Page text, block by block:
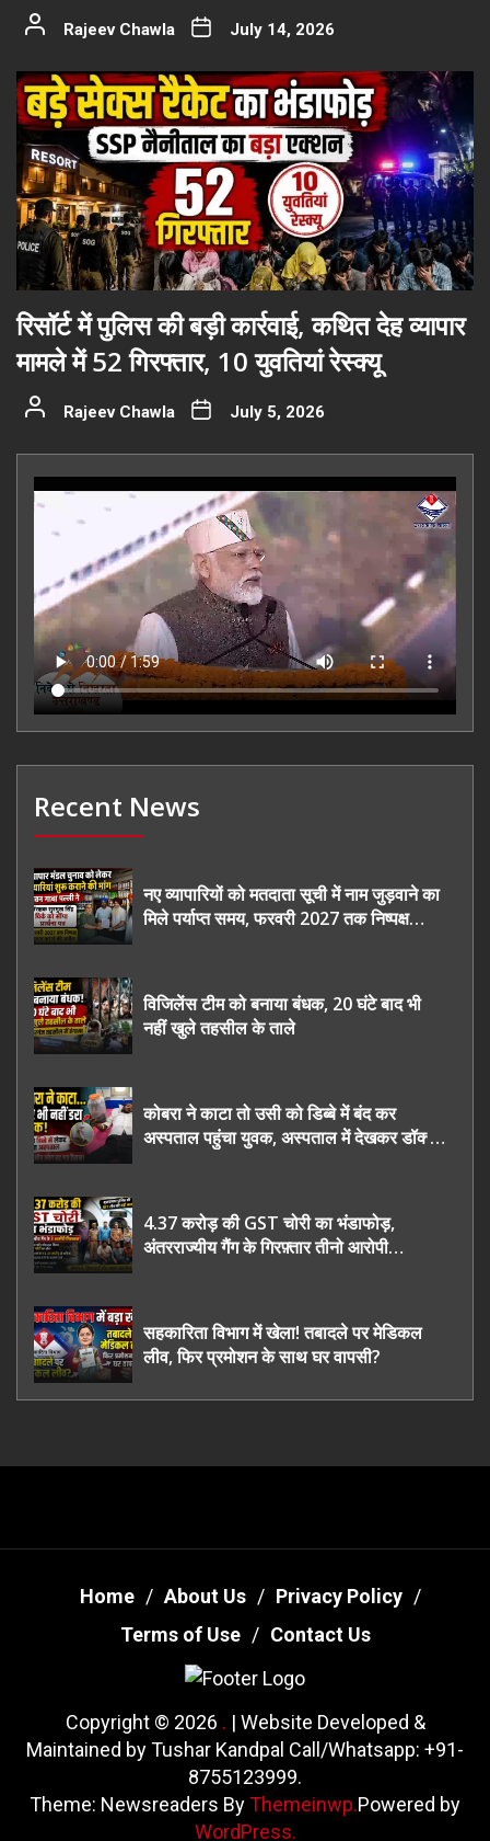
Rajeev Chawla July 14, 2026
रिसॉर्ट में पुलिस की बड़ी कार्रवाई, कथित देह व्यापार
मामले में 52 गिरफ्तार, 10 युवतियां रेस्क्यू
Rajeev Chawla July 5, 2026
Recent News
नए व्यापारियों को मतदाता सूची में नाम जुड़वाने का
मिले पर्याप्त समय, फरवरी 2027 तक निष्पक्ष
विजिलेंस टीम को बनाया बंधक, 20 घंटे बाद भी
नहीं खुले तहसील के ताले
कोबरा ने काटा तो उसी को डिब्बे में बंद कर
अस्पताल पहुंचा युवक, अस्पताल में देखकर डॉक्टर
4.37 करोड़ की GST चोरी का भंडाफोड़,
अंतरराज्यीय गैंग के गिरफ़्तार तीनो आरोपी
सहकारिता विभाग में खेला! तबादले पर मेडिकल
लीव, फिर प्रमोशन के साथ घर वापसी?
Home About Us
Privacy Policy
Terms of Use
Contact Us
Copyright © 2026 . | Website Developed &
Maintained by Tushar Kandpal Call/Whatsapp: +91-
8755123999.
Theme: Newsreaders By Themeinwp.Powered by
WordPress.